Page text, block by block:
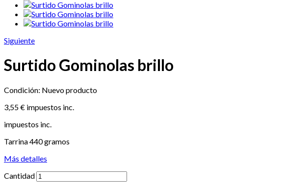
Siguiente
Surtido Gominolas brillo
Condición: Nuevo producto
3,55 € impuestos inc.
impuestos inc.
Tarrina 440 gramos
Más detalles
Cantidad